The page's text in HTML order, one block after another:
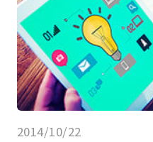
2014/10/22